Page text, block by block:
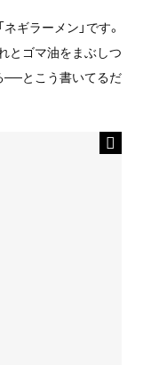
ギラーメン」です。
とゴマ油をまぶしつ
──とこう書いてるだ